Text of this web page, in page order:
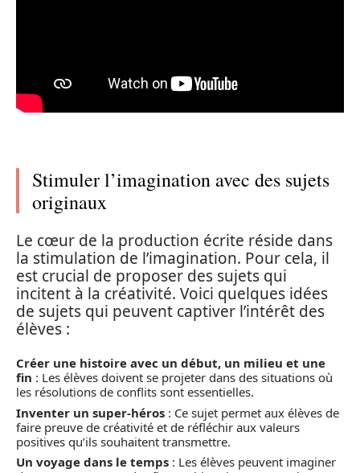
Stimuler l’imagination avec des sujets
originaux
Le cœur de la production écrite réside dans
la stimulation de l’imagination. Pour cela, il
est crucial de proposer des sujets qui
incitent à la créativité. Voici quelques idées
de sujets qui peuvent captiver l’intérêt des
élèves :
Créer une histoire avec un début, un milieu et une
fin : Les élèves doivent se projeter dans des situations où
les résolutions de conflits sont essentielles.
Inventer un super-héros : Ce sujet permet aux élèves de
faire preuve de créativité et de réfléchir aux valeurs
positives qu’ils souhaitent transmettre.
Un voyage dans le temps : Les élèves peuvent imaginer